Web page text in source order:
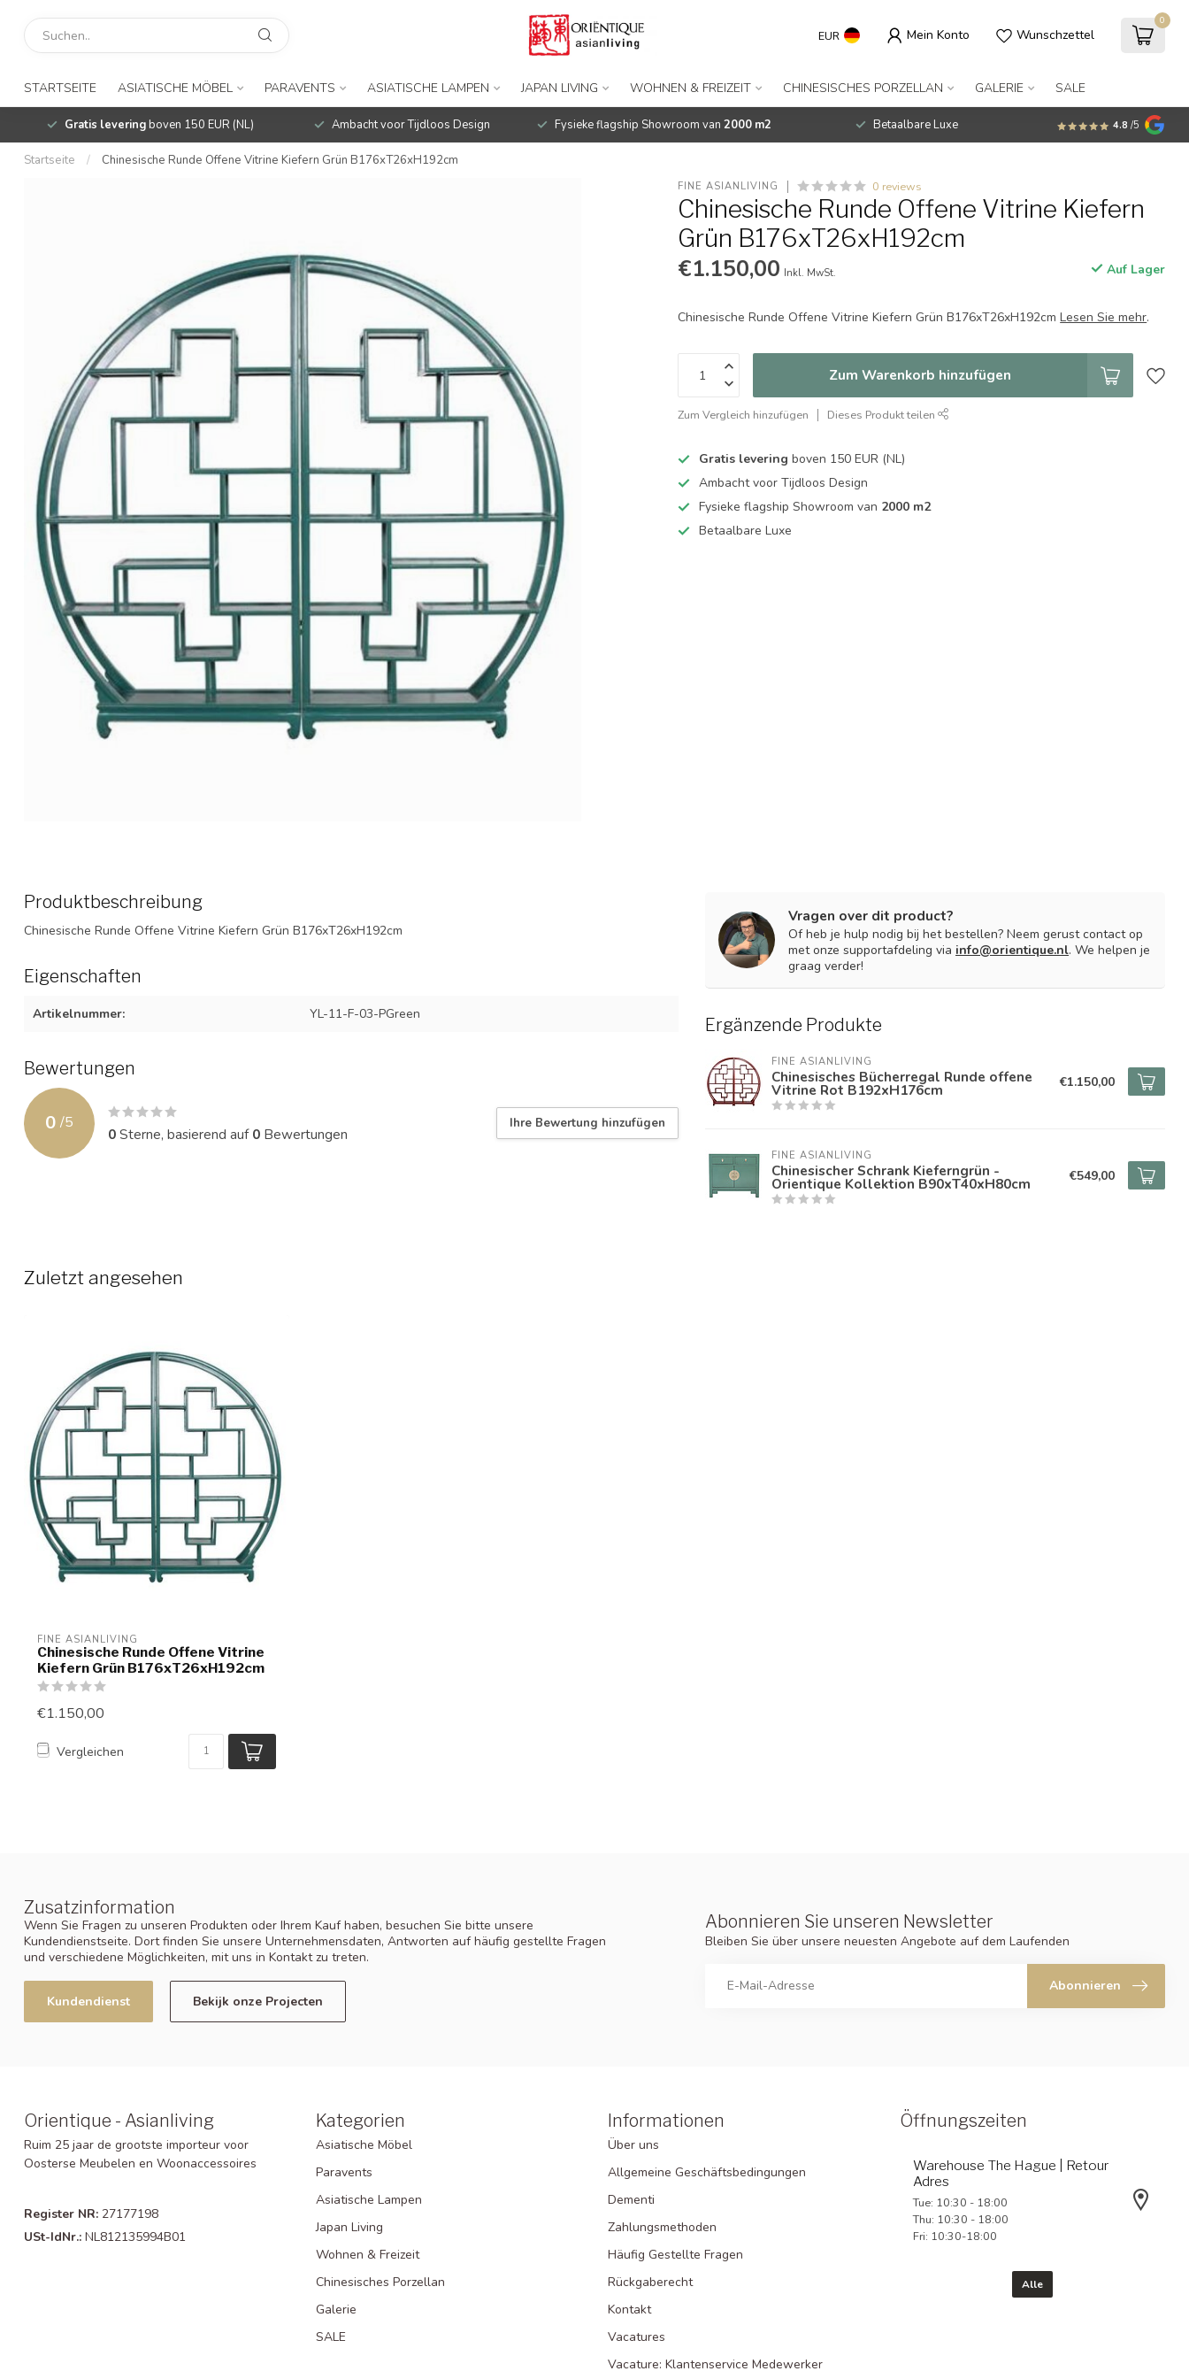
EUR Mein Konto Wunschzettel
0
STARTSEITE ASIATISCHE MÖBEL PARAVENTS ASIATISCHE LAMPEN JAPAN LIVING WOHNEN & FREIZEIT CHINESISCHES PORZELLAN GALERIE SALE
Gratis leveringboven 150 EUR (NL) Ambacht voor Tijdloos Design Fysieke flagship Showroom van 2000 m2 Betaalbare Luxe 4.8 /5
Startseite / Chinesische Runde Offene Vitrine Kiefern Grün B176xT26xH192cm
FINE ASIANLIVING 0 reviews
Chinesische Runde Offene Vitrine Kiefern
Grün B176xT26xH192cm
€1.150,00 Inkl. MwSt. Auf Lager
Chinesische Runde Offene Vitrine Kiefern Grün B176xT26xH192cmLesen Sie mehr.
Zum Warenkorb hinzufügen
Zum Vergleich hinzufügen Dieses Produkt teilen
Gratis levering boven 150 EUR (NL)
Ambacht voor Tijdloos Design
Fysieke flagship Showroom van 2000 m2
Betaalbare Luxe
Produktbeschreibung
Chinesische Runde Offene Vitrine Kiefern Grün B176xT26xH192cm
Eigenschaften
Artikelnummer: YL-11-F-03-PGreen
Bewertungen
0 /5
0Sterne, basierend auf0 Bewertungen
Ihre Bewertung hinzufügen
Vragen over dit product?
Of heb je hulp nodig bij het bestellen? Neem gerust contact op
met onze supportafdeling via info@orientique.nl. We helpen je
graag verder!
Ergänzende Produkte
FINE ASIANLIVING
Chinesisches Bücherregal Runde offene
Vitrine Rot B192xH176cm €1.150,00
FINE ASIANLIVING
Chinesischer Schrank Kieferngrün -
Orientique Kollektion B90xT40xH80cm €549,00
Zuletzt angesehen
FINE ASIANLIVING
Chinesische Runde Offene Vitrine
Kiefern Grün B176xT26xH192cm
€1.150,00
Vergleichen
Zusatzinformation
Wenn Sie Fragen zu unseren Produkten oder Ihrem Kauf haben, besuchen Sie bitte unsere
Kundendienstseite. Dort finden Sie unsere Unternehmensdaten, Antworten auf häufig gestellte Fragen
und verschiedene Möglichkeiten, mit uns in Kontakt zu treten.
Kundendienst Bekijk onze Projecten
Abonnieren Sie unseren Newsletter
Bleiben Sie über unsere neuesten Angebote auf dem Laufenden
Abonnieren
Orientique - Asianliving
Ruim 25 jaar de grootste importeur voor
Oosterse Meubelen en Woonaccessoires
Register NR: 27177198
USt-IdNr.: NL812135994B01
Kategorien
Asiatische Möbel
Paravents
Asiatische Lampen
Japan Living
Wohnen & Freizeit
Chinesisches Porzellan
Galerie
SALE
Informationen
Über uns
Allgemeine Geschäftsbedingungen
Dementi
Zahlungsmethoden
Häufig Gestellte Fragen
Rückgaberecht
Kontakt
Vacatures
Vacature: Klantenservice Medewerker
Öffnungszeiten
Warehouse The Hague | Retour
Adres
Tue: 10:30 - 18:00
Thu: 10:30 - 18:00
Fri: 10:30-18:00
Alle